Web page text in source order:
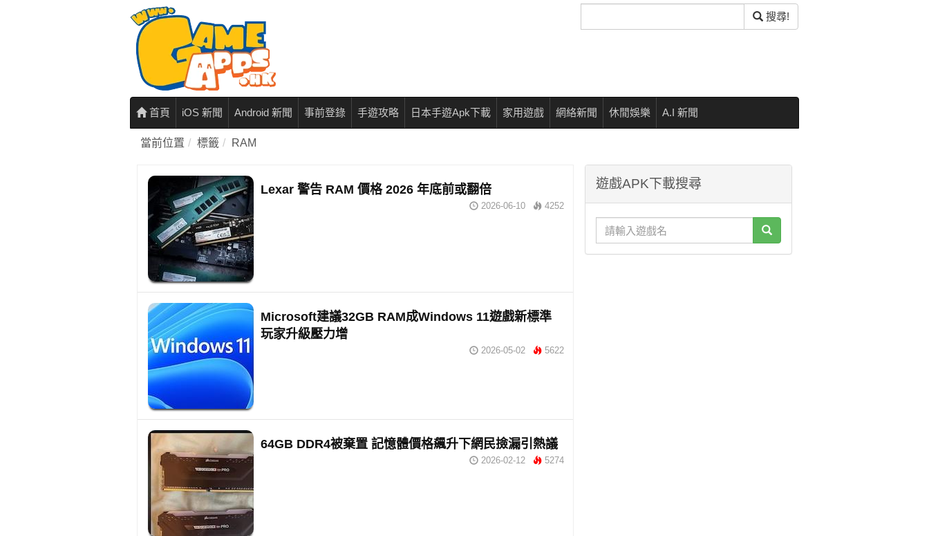
尋
搜尋!
首頁 iOS 新聞 Android 新聞 事前登錄 手遊攻略 日本手遊Apk下載 家用遊戲 網絡新聞 休閒娛樂 A.I 新聞
當前位置 標籤 RAM
Lexar 警告 RAM 價格 2026 年底前或翻倍
2026-06-10 4252
Microsoft建議32GB RAM成Windows 11遊戲新標準
玩家升級壓力增
2026-05-02 5622
64GB DDR4被棄置 記憶體價格飆升下網民撿漏引熱議
2026-02-12 5274
遊戲APK下載搜尋